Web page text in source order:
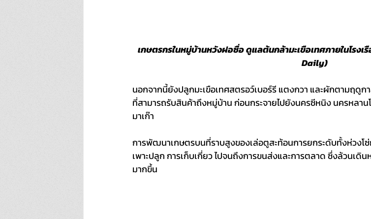
เกษตรกรในหมู่บ้านหวังฝอซื่อ ดูแลต้นกล้ามะเขือเทศภายในโรง
Daily)
นอกจากนี้ยังปลูกมะเขือเทศสตรอว์เบอร์รี แตงกวา และผักตามฤดูก
ที่สามารถรับสินค้าถึงหมู่บ้าน ก่อนกระจายไปยังนครซีหนิง นครหลา
มาเก๊า
การพัฒนาเกษตรบนที่ราบสูงของเล่อตูสะท้อนการยกระดับทั้งห่วงโ
เพาะปลูก การเก็บเกี่ยว ไปจนถึงการขนส่งและการตลาด ซึ่งล้วนเดิน
มากขึ้น